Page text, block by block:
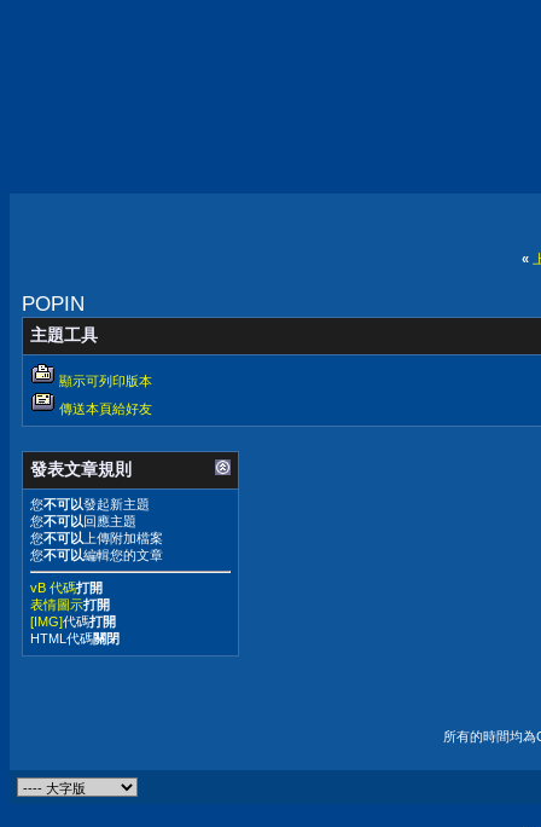
«
POPIN
主題工具
顯示可列印版本
傳送本頁給好友
發表文章規則
您不可以發起新主題
您不可以回應主題
您不可以 上傳附加檔案
您不可以編輯您的文章
vB 代碼打開
表情圖示打開
[IMG]代碼打開
HTML代碼關閉
所有的時間均為